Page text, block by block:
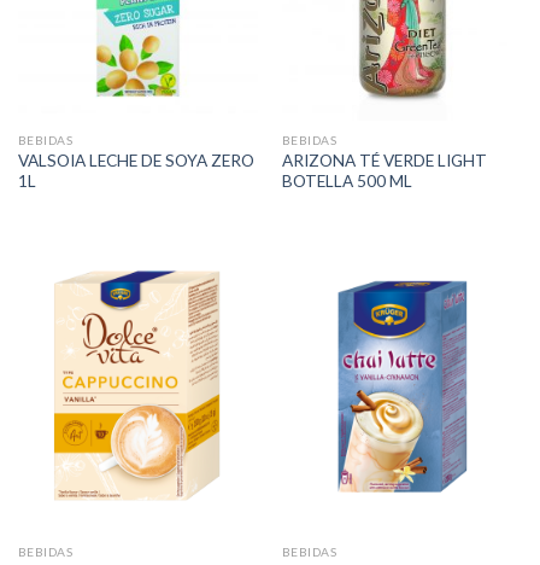
BEBIDAS
VALSOIA LECHE DE SOYA ZERO
1L
BEBIDAS
ARIZONA TÉ VERDE LIGHT
BOTELLA 500 ML
BEBIDAS BEBIDAS